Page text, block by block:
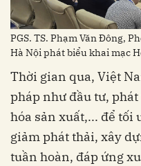
PGS. TS. Phạm Văn Đông,
Hà Nội phát biểu khai mạc
Thời gian qua, Việt
pháp như đầu tư,
hóa sản xuất,... để tối
giảm phát thải, xây
tuần hoàn, đáp ứng